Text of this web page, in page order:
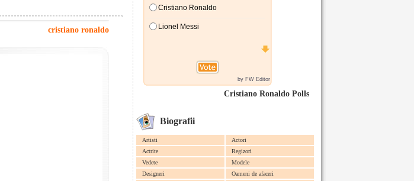
Cristiano Ronaldo Polls
Biografii
Artisti
Actori
Actrite
Regizori
Vedete
Modele
Designeri
Oameni de afaceri
cristiano ronaldo